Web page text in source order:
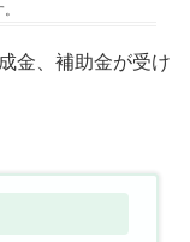
金、補助金が受け